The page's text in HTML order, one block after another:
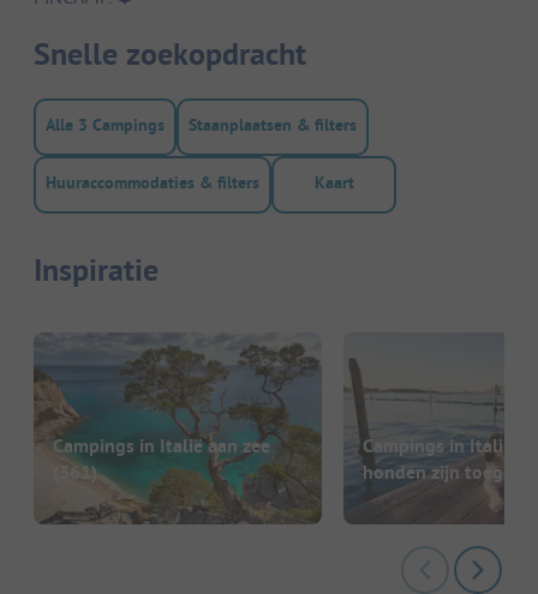
Snelle zoekopdracht
Alle 3 Campings Staanplaatsen & filters
Huuraccommodaties & filters Kaart
Inspiratie
Campings in Italië aan zee
(361)
Campings in Italië
honden zijn